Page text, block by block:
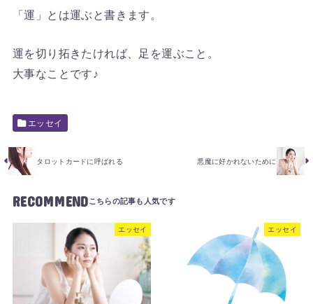
「運」とは運ぶと書きます。
運を切り拓きたければ、足を運ぶこと。
大事なことです♪
エッセイ
タロットカードに呼ばれる 悪魔に好かれないために
RECOMMEND
エッセイ エッセイ